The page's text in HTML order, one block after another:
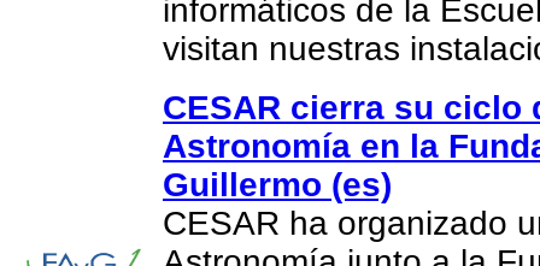
informáticos de la
visitan nuestras
CESAR cierra su ciclo
Astronomía en la
Guillermo (es)
CESAR ha organizado